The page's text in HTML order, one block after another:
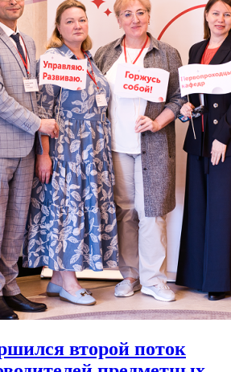
второй поток